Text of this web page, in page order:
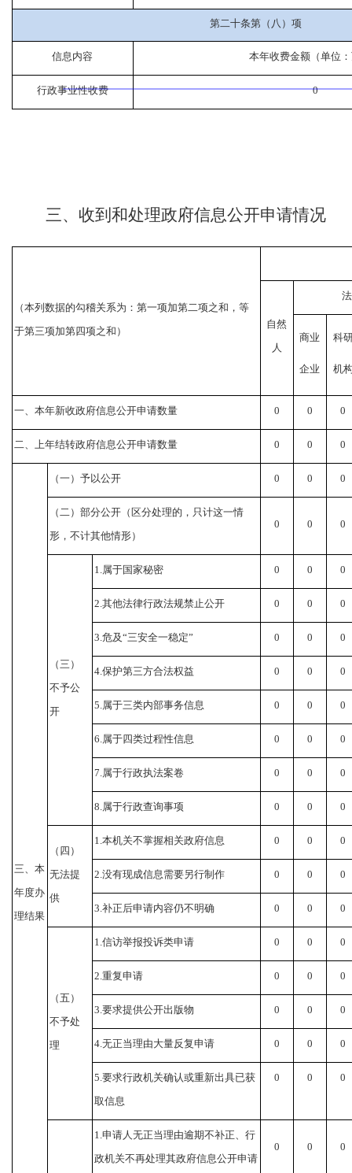
第二十条第（八）项
信息内容 本年收费金额（单位
行政事业性收费 0
三、收到和处理政府信息公开申请情况
（本列数据的勾稽关系为：第一项加第二项之和，等
于第三项加第四项之和）
自然
人
商业
企业
科
机
一、本年新收政府信息公开申请数量 0 0 0
二、上年结转政府信息公开申请数量 0 0 0
三、本
年度办
理结果
（一）予以公开 0 0 0
（二）部分公开（区分处理的，只计这一情
形，不计其他情形）
0 0 0
（三）
不予公
开
1. 属于国家秘密 0 0 0
2. 其他法律行政法规禁止公开 0 0 0
3. 危及“三安全一稳定” 0 0 0
4. 保护第三方合法权益 0 0 0
5. 属于三类内部事务信息 0 0 0
6. 属于四类过程性信息 0 0 0
7. 属于行政执法案卷 0 0 0
8. 属于行政查询事项 0 0 0
（四）
无法提
供
1. 本机关不掌握相关政府信息 0 0 0
2. 没有现成信息需要另行制作 0 0 0
3. 补正后申请内容仍不明确 0 0 0
（五）
不予处
理
1. 信访举报投诉类申请 0 0 0
2. 重复申请 0 0 0
3. 要求提供公开出版物 0 0 0
4. 无正当理由大量反复申请 0 0 0
5. 要求行政机关确认或重新出具已获
取信息
0 0 0
1. 申请人无正当理由逾期不补正、行
政机关不再处理其政府信息公开申请
0 0 0